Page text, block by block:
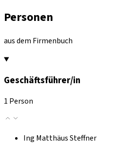
Personen
aus dem Firmenbuch
Geschäftsführer/in
1 Person
Ing Matthäus Steffner